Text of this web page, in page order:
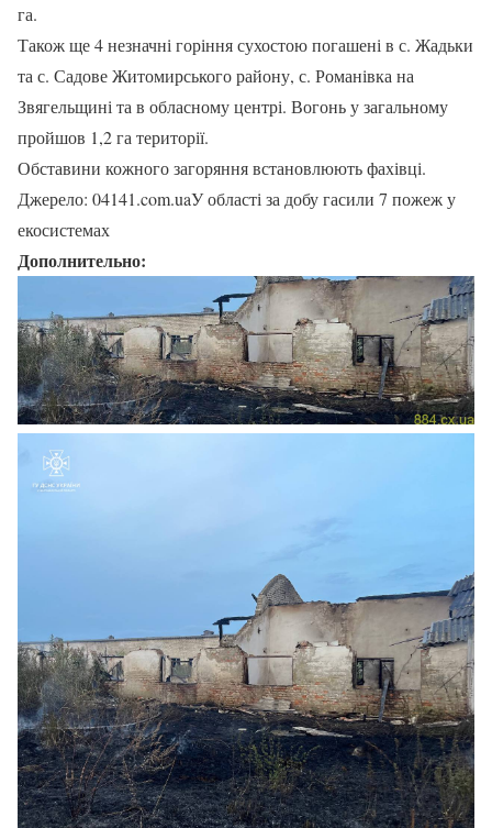
га.
Також ще 4 незначні горіння сухостою погашені в с. Жадьки
та с. Садове Житомирського району, с. Романівка на
Звягельщині та в обласному центрі. Вогонь у загальному
пройшов 1,2 га території.
Обставини кожного загоряння встановлюють фахівці.
Джерело: 04141.com.uaУ області за добу гасили 7 пожеж у
екосистемах
Дополнительно: